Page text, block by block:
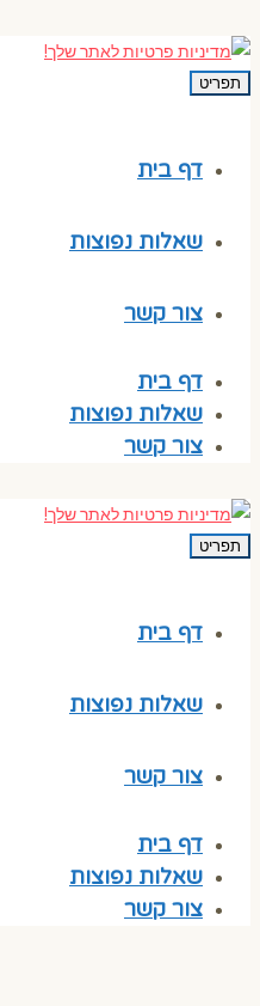
תפריט
דף בית
שאלות נפוצות
צור קשר
דף בית
שאלות נפוצות
צור קשר
תפריט
דף בית
שאלות נפוצות
צור קשר
דף בית
שאלות נפוצות
צור קשר